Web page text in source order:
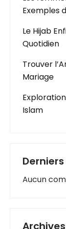
Exemples
Le Hijab
Quotidien
Trouver
Mariage
Islam
Aucun
Archives